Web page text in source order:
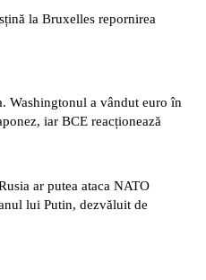
la Bruxelles repornirea
Washingtonul a vândut euro în
iar BCE reacționează
ar putea ataca NATO
lui Putin, dezvăluit de